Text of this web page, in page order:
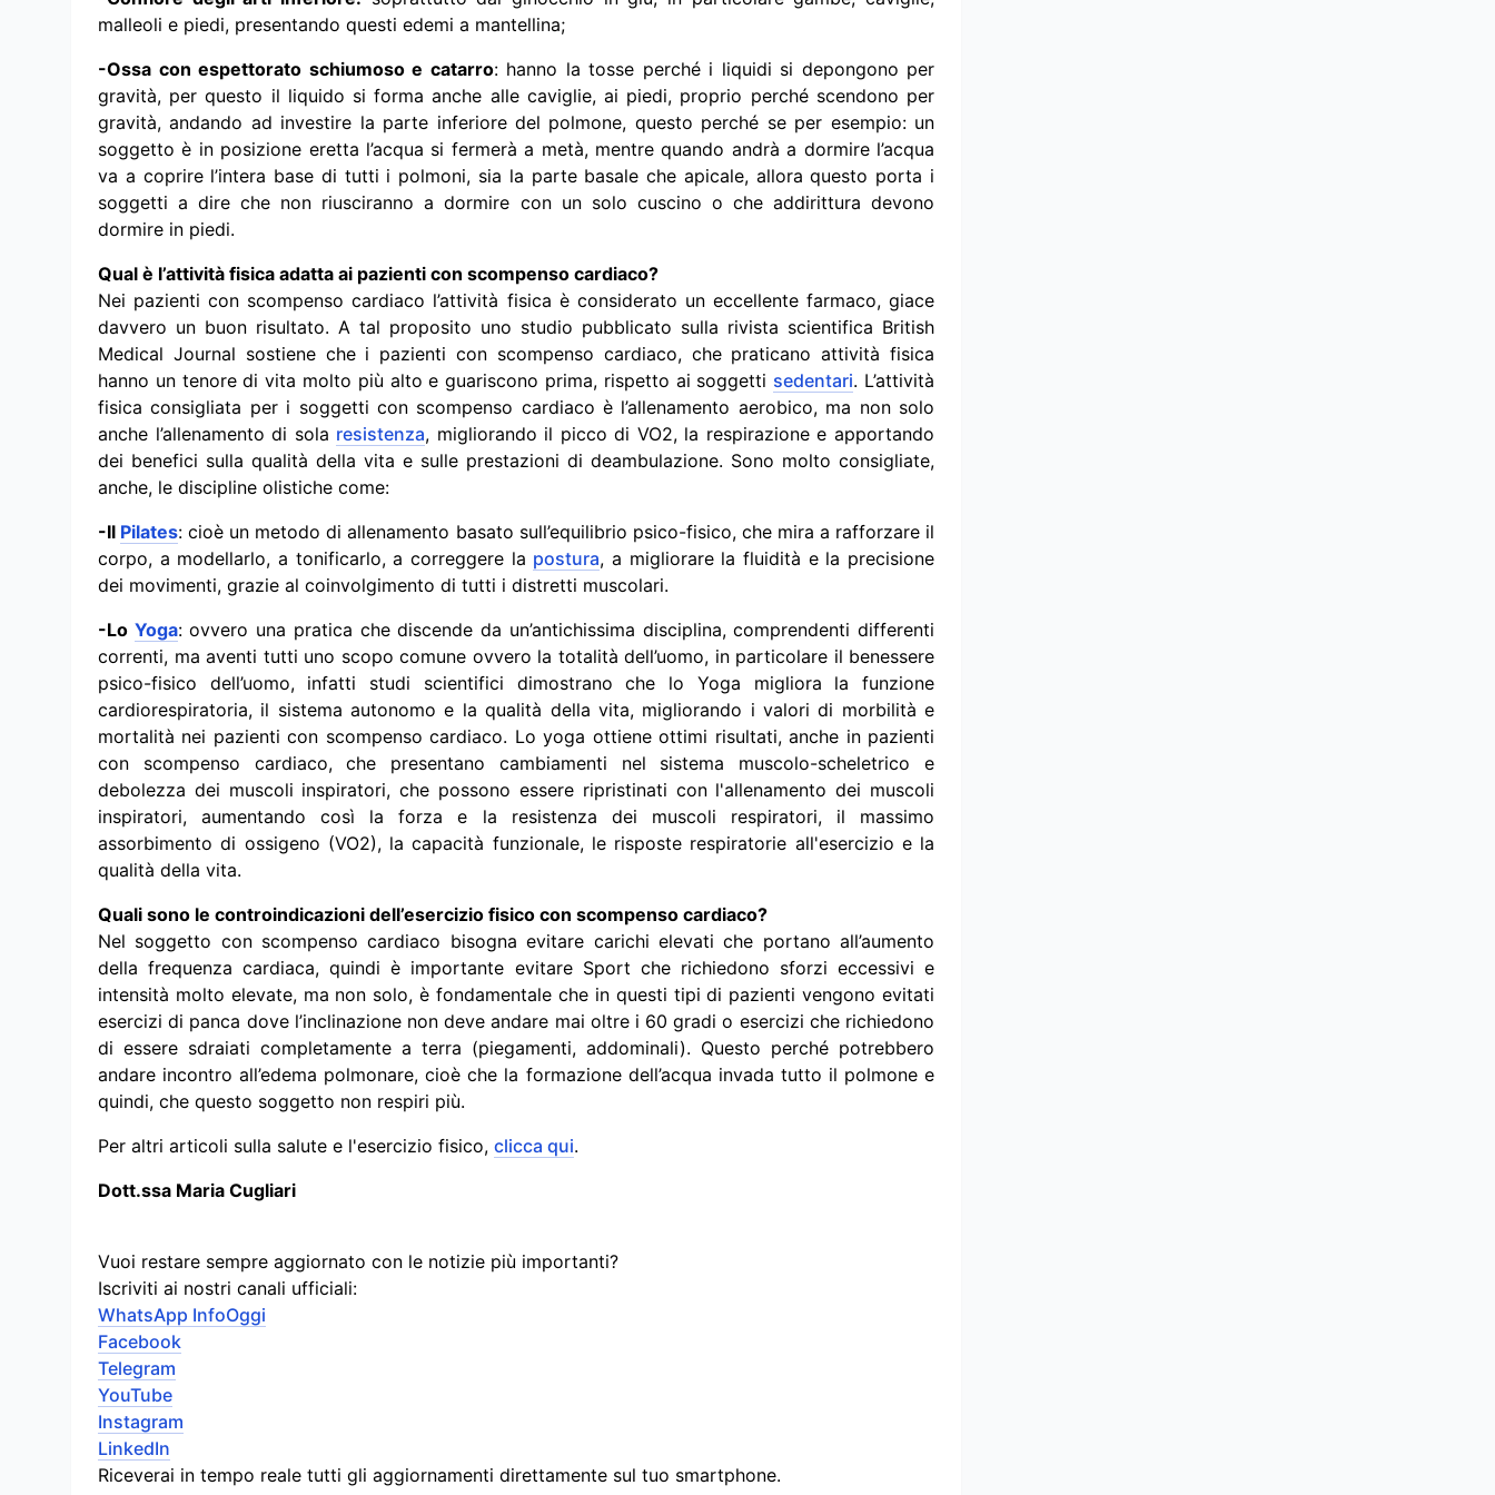
malleoli e piedi, presentando questi edemi a mantellina;
-Ossa con espettorato schiumoso e catarro: hanno la tosse perché i liquidi si depongono per
gravità, per questo il liquido si forma anche alle caviglie, ai piedi, proprio perché scendono per
gravità, andando ad investire la parte inferiore del polmone, questo perché se per esempio: un
soggetto è in posizione eretta l’acqua si fermerà a metà, mentre quando andrà a dormire l’acqua
va a coprire l’intera base di tutti i polmoni, sia la parte basale che apicale, allora questo porta i
soggetti a dire che non riusciranno a dormire con un solo cuscino o che addirittura devono
dormire in piedi.
Qual è l’attività fisica adatta ai pazienti con scompenso cardiaco?
Nei pazienti con scompenso cardiaco l’attività fisica è considerato un eccellente farmaco, giace
davvero un buon risultato. A tal proposito uno studio pubblicato sulla rivista scientifica British
Medical Journal sostiene che i pazienti con scompenso cardiaco, che praticano attività fisica
hanno un tenore di vita molto più alto e guariscono prima, rispetto ai soggetti sedentari. L’attività
fisica consigliata per i soggetti con scompenso cardiaco è l’allenamento aerobico, ma non solo
anche l’allenamento di sola resistenza, migliorando il picco di VO2, la respirazione e apportando
dei benefici sulla qualità della vita e sulle prestazioni di deambulazione. Sono molto consigliate,
anche, le discipline olistiche come:
-Il Pilates: cioè un metodo di allenamento basato sull’equilibrio psico-fisico, che mira a rafforzare il
corpo, a modellarlo, a tonificarlo, a correggere la postura, a migliorare la fluidità e la precisione
dei movimenti, grazie al coinvolgimento di tutti i distretti muscolari.
-Lo Yoga: ovvero una pratica che discende da un’antichissima disciplina, comprendenti differenti
correnti, ma aventi tutti uno scopo comune ovvero la totalità dell’uomo, in particolare il benessere
psico-fisico dell’uomo, infatti studi scientifici dimostrano che lo Yoga migliora la funzione
cardiorespiratoria, il sistema autonomo e la qualità della vita, migliorando i valori di morbilità e
mortalità nei pazienti con scompenso cardiaco. Lo yoga ottiene ottimi risultati, anche in pazienti
con scompenso cardiaco, che presentano cambiamenti nel sistema muscolo-scheletrico e
debolezza dei muscoli inspiratori, che possono essere ripristinati con l'allenamento dei muscoli
inspiratori, aumentando così la forza e la resistenza dei muscoli respiratori, il massimo
assorbimento di ossigeno (VO2), la capacità funzionale, le risposte respiratorie all'esercizio e la
qualità della vita.
Quali sono le controindicazioni dell’esercizio fisico con scompenso cardiaco?
Nel soggetto con scompenso cardiaco bisogna evitare carichi elevati che portano all’aumento
della frequenza cardiaca, quindi è importante evitare Sport che richiedono sforzi eccessivi e
intensità molto elevate, ma non solo, è fondamentale che in questi tipi di pazienti vengono evitati
esercizi di panca dove l’inclinazione non deve andare mai oltre i 60 gradi o esercizi che richiedono
di essere sdraiati completamente a terra (piegamenti, addominali). Questo perché potrebbero
andare incontro all’edema polmonare, cioè che la formazione dell’acqua invada tutto il polmone e
quindi, che questo soggetto non respiri più.
Per altri articoli sulla salute e l'esercizio fisico, clicca qui.
Dott.ssa Maria Cugliari
Vuoi restare sempre aggiornato con le notizie più importanti?
Iscriviti ai nostri canali ufficiali:
WhatsApp InfoOggi
Facebook
Telegram
YouTube
Instagram
LinkedIn
Riceverai in tempo reale tutti gli aggiornamenti direttamente sul tuo smartphone.